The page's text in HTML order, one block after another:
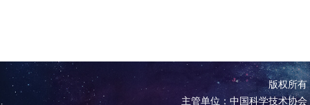
版权所
主管单位：中国科学技术协